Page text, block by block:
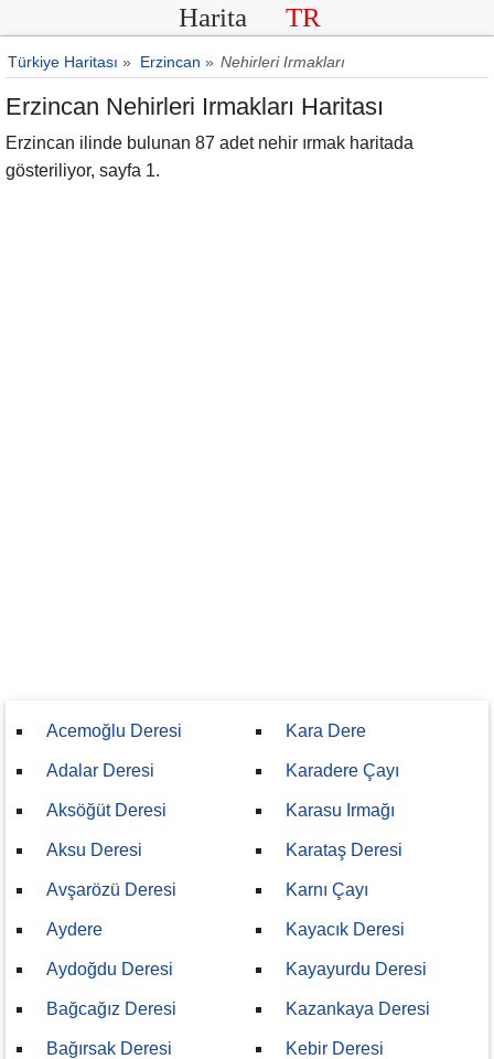
Harita TR
Türkiye Haritası » Erzincan » Nehirleri Irmakları
Erzincan Nehirleri Irmakları Haritası
Erzincan ilinde bulunan 87 adet nehir ırmak haritada
gösteriliyor, sayfa 1.
Acemoğlu Deresi
Adalar Deresi
Aksöğüt Deresi
Aksu Deresi
Avşarözü Deresi
Aydere
Aydoğdu Deresi
Bağcağız Deresi
Bağırsak Deresi
Kara Dere
Karadere Çayı
Karasu Irmağı
Karataş Deresi
Karnı Çayı
Kayacık Deresi
Kayayurdu Deresi
Kazankaya Deresi
Kebir Deresi